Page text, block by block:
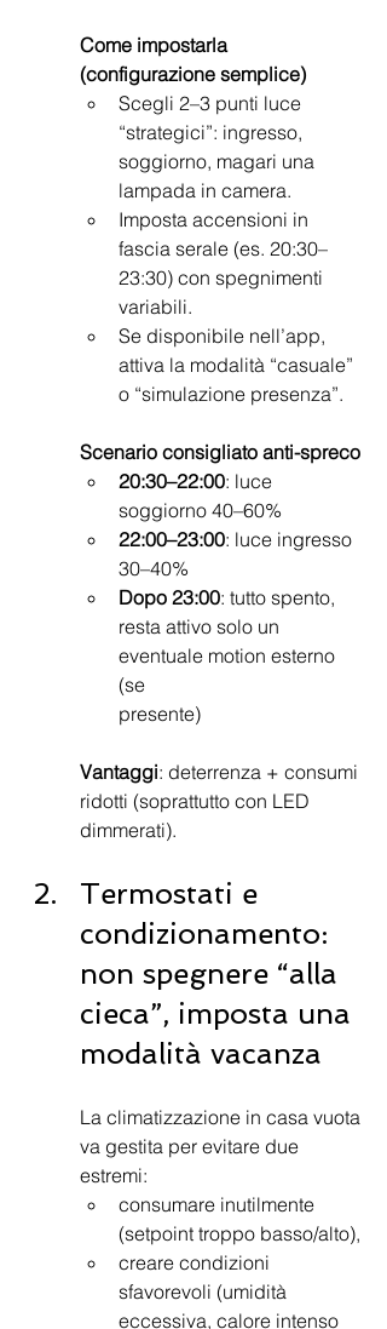
Come impostarla
(configurazione semplice)
Scegli 2–3 punti luce
“strategici”: ingresso,
soggiorno, magari una
lampada in camera.
Imposta accensioni in
fascia serale (es. 20:30–
23:30) con spegnimenti
variabili.
Se disponibile nell’app,
attiva la modalità “casuale”
o “simulazione presenza”.
Scenario consigliato anti-spreco
20:30–22:00: luce
soggiorno 40–60%
22:00–23:00: luce ingresso
30–40%
Dopo 23:00: tutto spento,
resta attivo solo un
eventuale motion esterno
(se
presente)
Vantaggi: deterrenza + consumi
ridotti (soprattutto con LED
dimmerati).
Termostati e
condizionamento:
non spegnere “alla
cieca”, imposta una
modalità vacanza
La climatizzazione in casa vuota
va gestita per evitare due
estremi:
consumare inutilmente
(setpoint troppo basso/alto),
creare condizioni
sfavorevoli (umidità
eccessiva, calore intenso